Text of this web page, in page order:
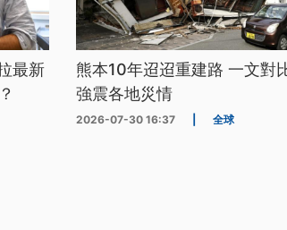
最新
熊本10年迢迢重建路 一文對
強震各地災情
2026-07-30 16:37 全球